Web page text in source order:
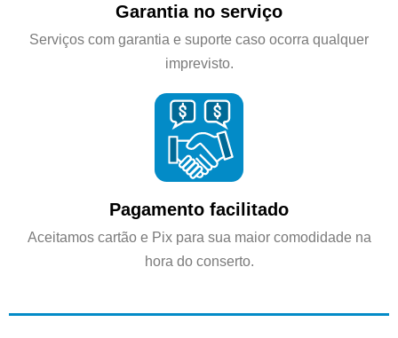
Garantia no serviço
Serviços com garantia e suporte caso ocorra qualquer
imprevisto.
Pagamento facilitado
Aceitamos cartão e Pix para sua maior comodidade na
hora do conserto.